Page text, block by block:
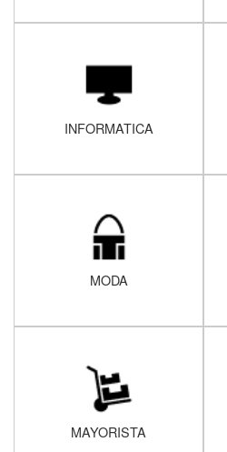
INFORMATICA
MODA
MAYORISTA